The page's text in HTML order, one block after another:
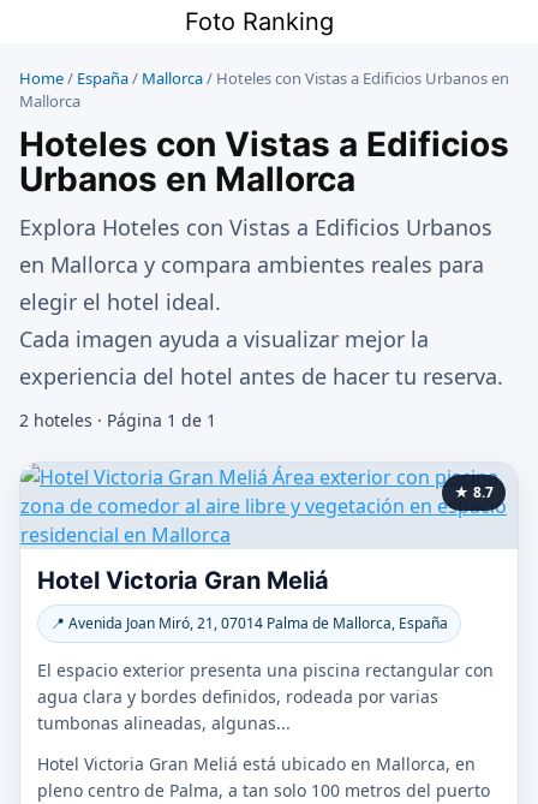
contenido
Foto Ranking
Home/ España/ Mallorca/ Hoteles con Vistas a Edificios Urbanos en
Mallorca
Hoteles con Vistas a Edificios
Urbanos en Mallorca
Explora Hoteles con Vistas a Edificios Urbanos
en Mallorca y compara ambientes reales para
elegir el hotel ideal.
Cada imagen ayuda a visualizar mejor la
experiencia del hotel antes de hacer tu reserva.
2 hoteles · Página 1 de 1
★ 8.7
Hotel Victoria Gran Meliá
📍 Avenida Joan Miró, 21, 07014 Palma de Mallorca, España
El espacio exterior presenta una piscina rectangular con
agua clara y bordes definidos, rodeada por varias
tumbonas alineadas, algunas...
Hotel Victoria Gran Meliá está ubicado en Mallorca, en
pleno centro de Palma, a tan solo 100 metros del puerto